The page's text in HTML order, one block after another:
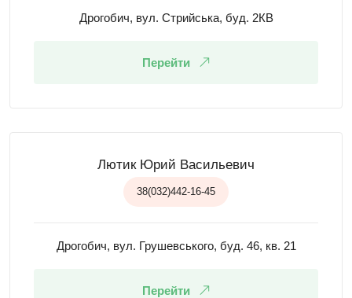
Дрогобич, вул. Стрийська, буд. 2КВ
Перейти
Лютик Юрий Васильевич
38(032)442-16-45
Дрогобич, вул. Грушевського, буд. 46, кв. 21
Перейти